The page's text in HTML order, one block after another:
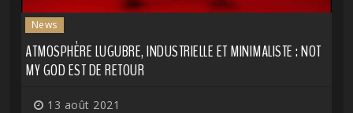
News
ATMOSPHÈRE LUGUBRE, INDUSTRIELLE ET MINIMALISTE : NOT
MY GOD EST DE RETOUR
13 août 2021